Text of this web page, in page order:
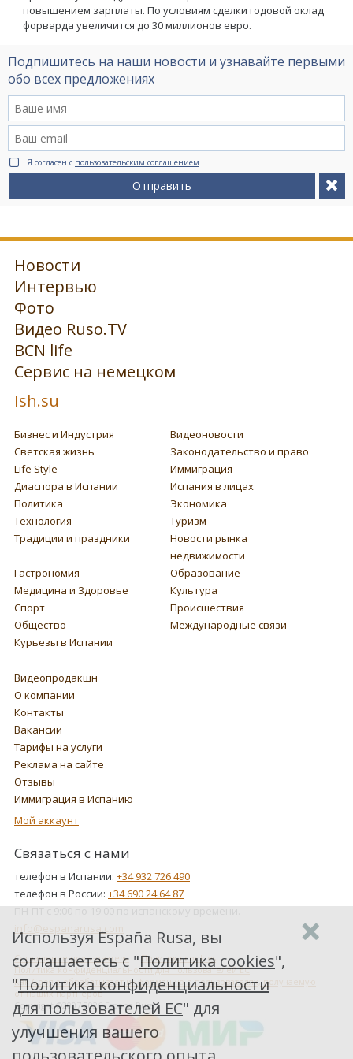
повышением зарплаты. По условиям сделки годовой оклад
форварда увеличится до 30 миллионов евро.
Подпишитесь на наши новости и узнавайте первыми
обо всех предложениях
Я согласен с пользовательским соглашением
Отправить
Новости
Интервью
Фото
Видео Ruso.TV
BCN life
Сервис на немецком
Ish.su
Бизнес и Индустрия
Видеоновости
Светская жизнь
Законодательство и право
Life Style
Иммиграция
Диаспора в Испании
Испания в лицах
Политика
Экономика
Технология
Туризм
Традиции и праздники
Новости рынка
недвижимости
Гастрономия
Образование
Медицина и Здоровье
Культура
Спорт
Происшествия
Общество
Международные связи
Курьезы в Испании
Видеопродакшн
О компании
Контакты
Вакансии
Тарифы на услуги
Реклама на сайте
Отзывы
Иммиграция в Испанию
Мой аккаунт
Связаться с нами
телефон в Испании: +34 932 726 490
телефон в России: +34 690 24 64 87
ПН-ПТ с 9:00 по 19:00 по испанскому времени.
info@espanarusa.com
Соглашение пользователя
Политика cookies
Политика конфиденциальности для пользователей ЕС
Как Google обрабатывает информацию о пользователях, получаемую
от наших партнеров
Copyright ©2007-2026 Espana Rusa
Используя España Rusa, вы
соглашаетесь с "Политика cookies",
"Политика конфиденциальности
для пользователей ЕС" для
улучшения вашего